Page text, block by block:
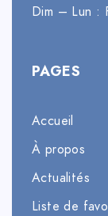
Dim – Lun :
PAGES
Accueil
À propos
Actualités
Liste de